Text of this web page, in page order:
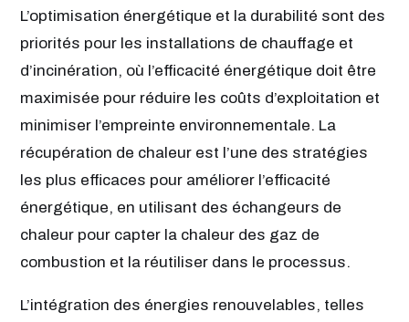
L’optimisation énergétique et la durabilité sont des
priorités pour les installations de chauffage et
d’incinération, où l’efficacité énergétique doit être
maximisée pour réduire les coûts d’exploitation et
minimiser l’empreinte environnementale. La
récupération de chaleur est l’une des stratégies
les plus efficaces pour améliorer l’efficacité
énergétique, en utilisant des échangeurs de
chaleur pour capter la chaleur des gaz de
combustion et la réutiliser dans le processus.
L’intégration des énergies renouvelables, telles